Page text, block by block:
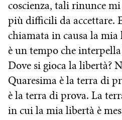
coscienza, tali rinunce
più difficili da accettare.
chiamata in causa la
è un tempo che
Dove si gioca la libertà?
Quaresima è la terra di
è la terra di prova. La
in cui la mia libertà è